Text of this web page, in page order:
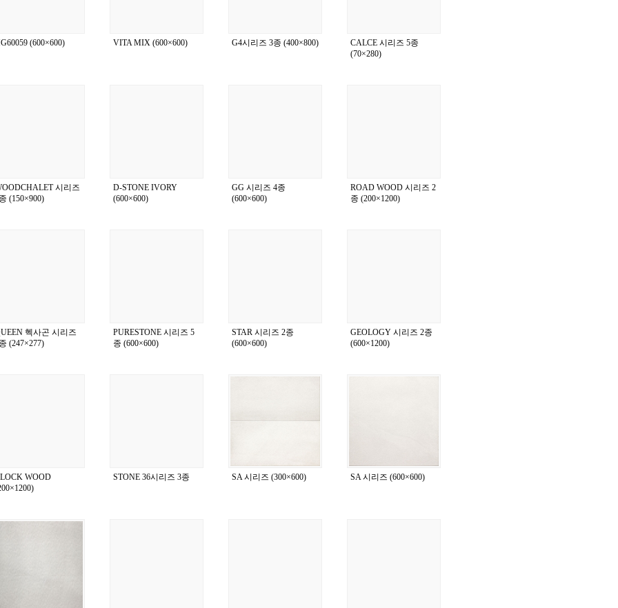
(600×600) VITA MIX (600×600) G4시리즈 3종 (400×800)
CALCE 시리즈 5종
(70×280)
시리즈
(150×900)
D-STONE IVORY
(600×600)
GG 시리즈 4종
(600×600)
ROAD WOOD 시리즈 2
종 (200×1200)
헥사곤 시리즈
(247×277)
PURESTONE 시리즈 5
종 (600×600)
STAR 시리즈 2종
(600×600)
GEOLOGY 시리즈 2종
(600×1200)
WOOD
STONE 36시리즈 3종 SA 시리즈 (300×600) SA 시리즈 (600×600)